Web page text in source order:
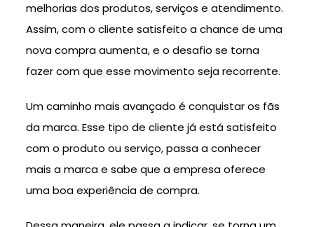
melhorias dos produtos, serviços e atendimento.
Assim, com o cliente satisfeito a chance de uma
nova compra aumenta, e o desafio se torna
fazer com que esse movimento seja recorrente.
Um caminho mais avançado é conquistar os fãs
da marca. Esse tipo de cliente já está satisfeito
com o produto ou serviço, passa a conhecer
mais a marca e sabe que a empresa oferece
uma boa experiência de compra.